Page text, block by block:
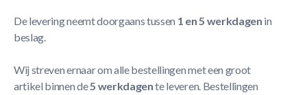
De levering neemt doorgaans tussen 1 en 5 werkdagen in
beslag.
Wij streven ernaar om alle bestellingen met een groot
artikel binnen de5 werkdagente leveren. Bestellingen